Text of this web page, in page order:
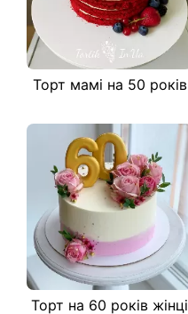
Торт мамі на 50 років
Торт на 60 років жінці